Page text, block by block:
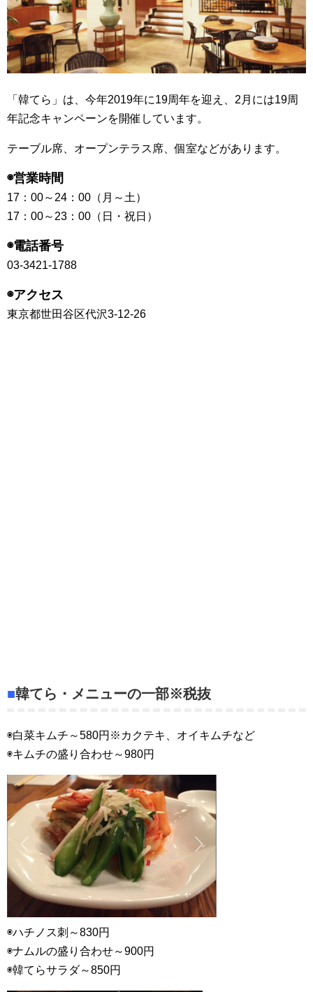
「韓てら」は、今年2019年に19周年を迎え、2月には19周
年記念キャンペーンを開催しています。
テーブル席、オープンテラス席、個室などがあります。
◉営業時間
17：00～24：00（月～土）
17：00～23：00（日・祝日）
◉電話番号
03-3421-1788
◉アクセス
東京都世田谷区代沢3-12-26
■韓てら・メニューの一部※税抜
◉白菜キムチ～580円※カクテキ、オイキムチなど
◉キムチの盛り合わせ～980円
◉ハチノス刺～830円
◉ナムルの盛り合わせ～900円
◉韓てらサラダ～850円